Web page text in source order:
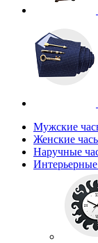
Мужские
Женские
Наручные